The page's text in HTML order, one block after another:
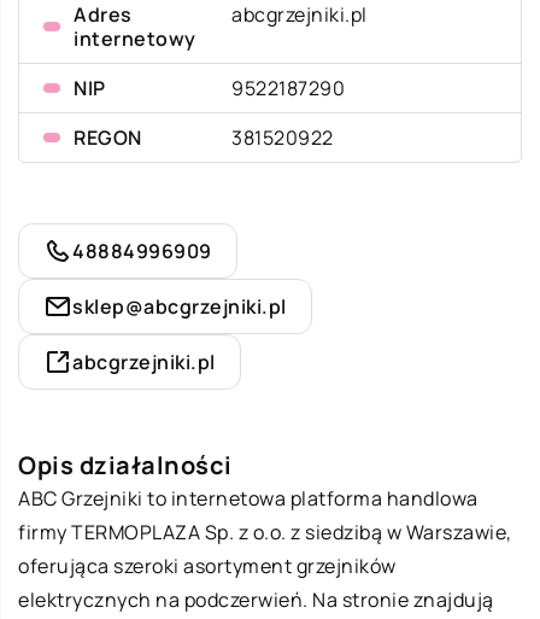
Adres
internetowy
abcgrzejniki.pl
NIP
9522187290
REGON
381520922
48884996909
sklep@abcgrzejniki.pl
abcgrzejniki.pl
Opis działalności
ABC Grzejniki to internetowa platforma handlowa
firmy TERMOPLAZA Sp. z o.o. z siedzibą w Warszawie,
oferująca szeroki asortyment grzejników
elektrycznych na podczerwień. Na stronie znajdują